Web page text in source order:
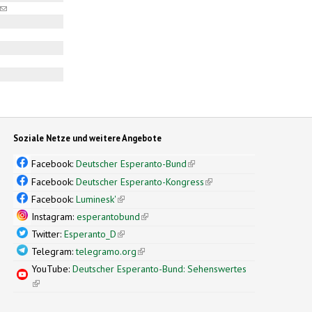
(link sends e-mail)
e-mail)
mail)
e-mail)
sends e-mail)
sends e-mail)
Soziale Netze und weitere Angebote
Facebook:Deutscher Esperanto-Bund(link is external)
Facebook:Deutscher Esperanto-Kongress(link is external)
Facebook:Luminesk'(link is external)
Instagram:esperantobund(link is external)
Twitter:Esperanto_D(link is external)
Telegram:telegramo.org(link is external)
YouTube:Deutscher Esperanto-Bund: Sehenswertes
(link is external)